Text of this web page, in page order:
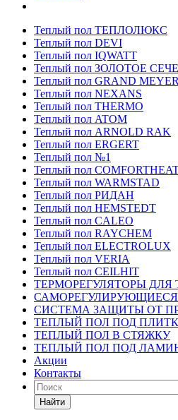
Теплый пол ТЕПЛОЛЮКС
Теплый пол DEVI
Теплый пол IQWATT
Теплый пол ЗОЛОТОЕ
Теплый пол GRAND MEYER
Теплый пол NEXANS
Теплый пол THERMO
Теплый пол ATOM
Теплый пол ARNOLD RAK
Теплый пол ERGERT
Теплый пол №1
Теплый пол
Теплый пол WARMSTAD
Теплый пол РИДАН
Теплый пол HEMSTEDT
Теплый пол CALEO
Теплый пол RAYCHEM
Теплый пол ELECTROLUX
Теплый пол VERIA
Теплый пол CEILHIT
ТЕРМОРЕГУЛЯТОРЫ
СИСТЕМА ЗАЩИТЫ ОТ
ТЕПЛЫЙ ПОЛ ПОД
ТЕПЛЫЙ ПОЛ В СТЯЖКУ
ТЕПЛЫЙ ПОЛ ПОД
Акции
Контакты
Найти